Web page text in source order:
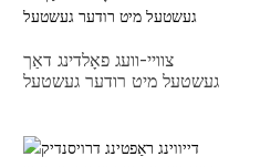
צוויי-וועג פאָלדינג דאַך
געשטעל מיט רודער געשטעל